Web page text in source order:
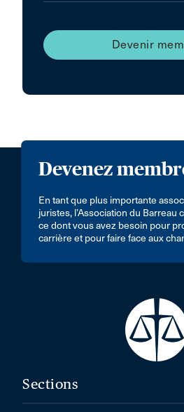
Devenir
Devenez
En tant que plus importante
juristes, l’Association du Barreau
ce dont vous avez besoin pour
carrière et pour faire face aux
Sections